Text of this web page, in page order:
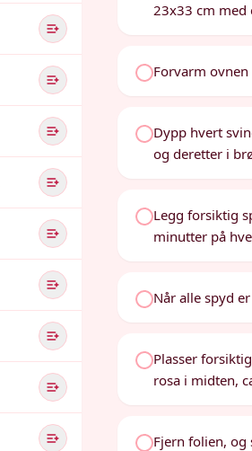
23x33 cm med
Forvarm
Dypp hvert
og deretter i
Legg forsiktig
minutter på
Når alle spyd
Plasser
rosa i midten,
Fjern folien,